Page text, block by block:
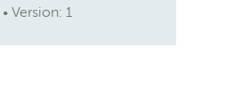
Version: 1